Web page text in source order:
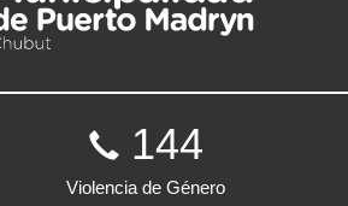
144
Violencia de Género